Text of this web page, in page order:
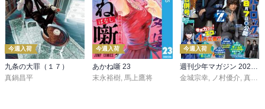
今週入荷
九条の大罪（１７）
真鍋昌平
今週入荷
あかね噺 23
末永裕樹, 馬上鷹将
今週入荷
週刊少年マガジン 2026年36・37号[2026年8月5日発売]
金城宗幸, ノ村優介, 真島ヒロ